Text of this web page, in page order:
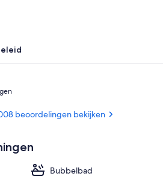
Ze serveren er ontbijt, diner en
beoordelingen bekijken
Bubbelbad